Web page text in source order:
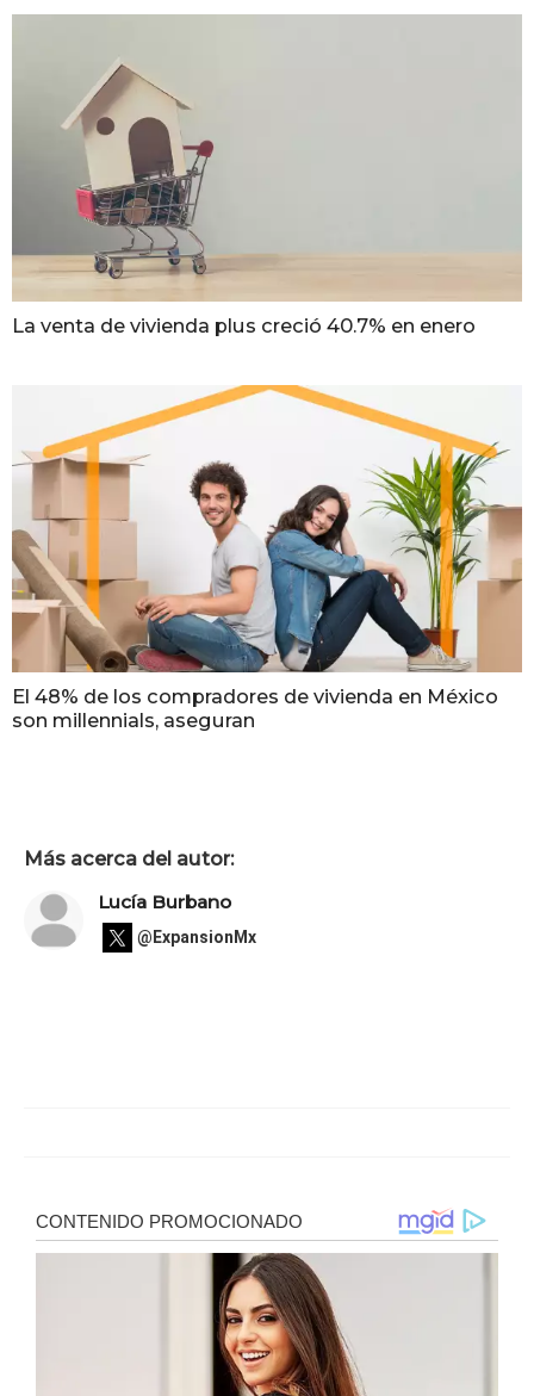
La venta de vivienda plus creció 40.7% en enero
El 48% de los compradores de vivienda en México
son millennials, aseguran
Más acerca del autor:
Lucía Burbano
@ExpansionMx